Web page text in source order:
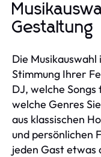
Gestaltung
Die
Stimmung Ihrer
DJ, welche
welche Genres
aus klassischen
und persönlichen
jeden Gast etwas